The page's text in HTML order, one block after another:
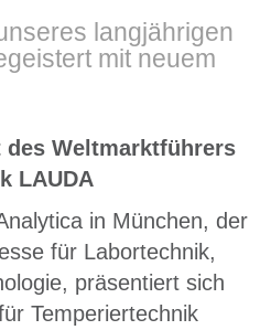
langjährigen
mit neuem
des Weltmarktführers
LAUDA
in München, der
für Labortechnik,
präsentiert sich
Temperiertechnik